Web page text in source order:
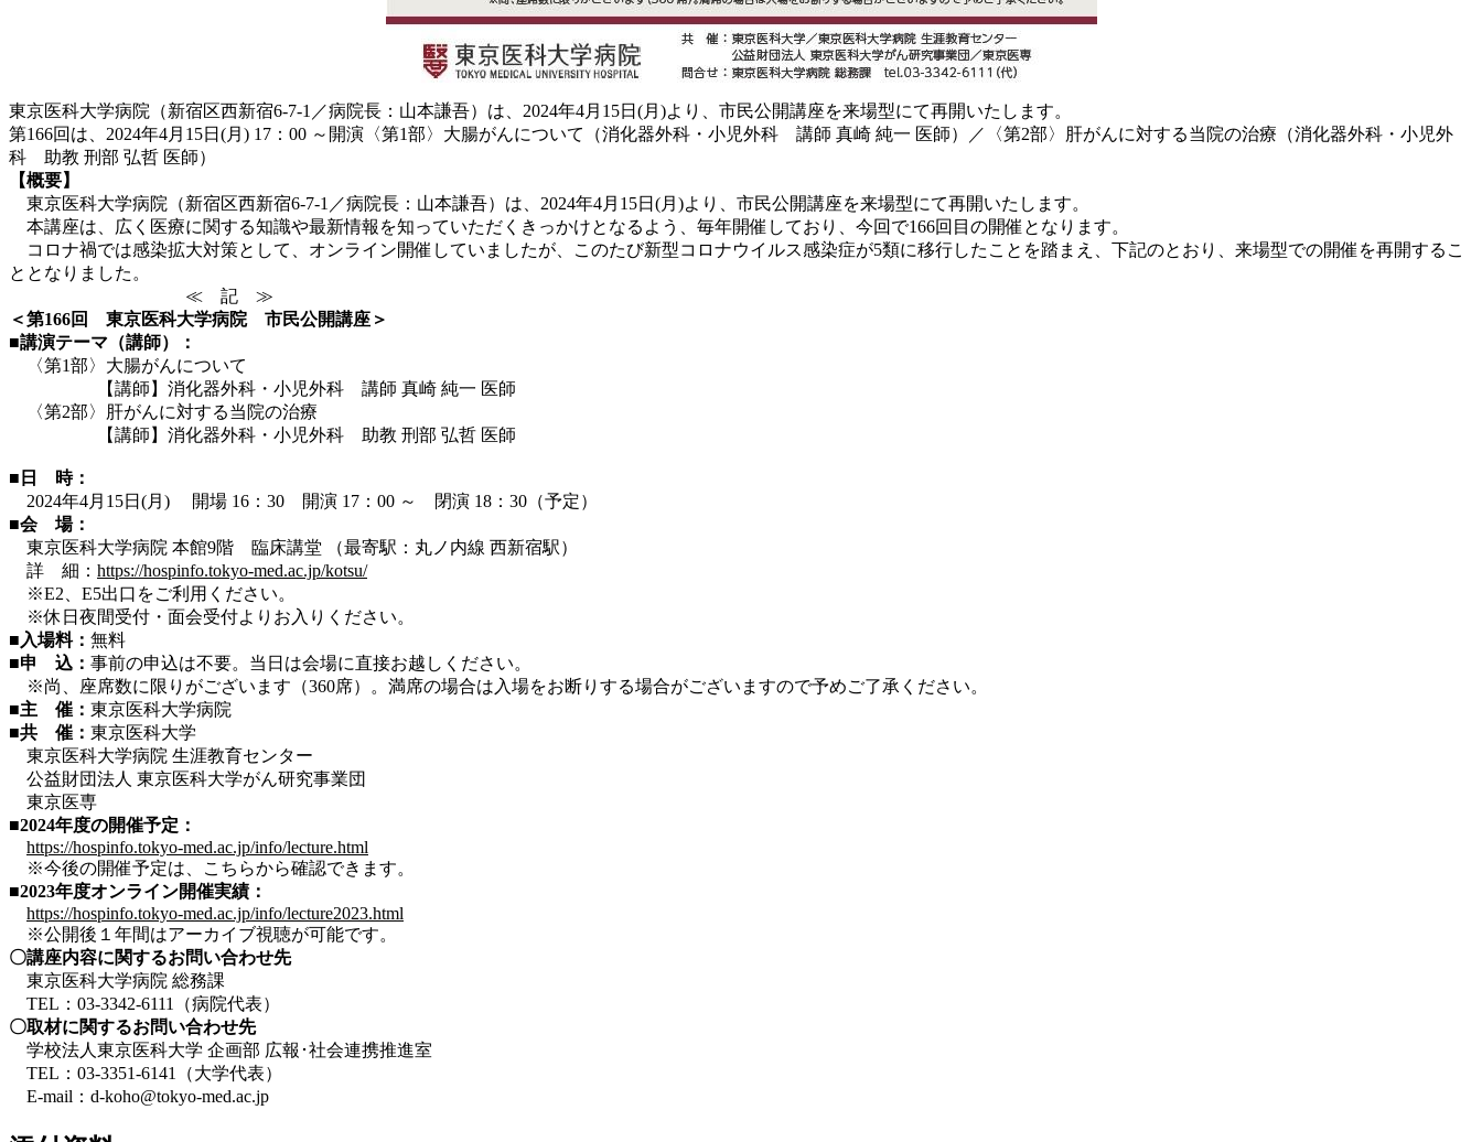
東京医科大学病院（新宿区西新宿6-7-1／病院長：山本謙吾）は、2024年4月15日(月)より、市民公開講座を来場型にて再開いたします。
第166回は、2024年4月15日(月) 17：00 ～開演〈第1部〉大腸がんについて（消化器外科・小児外科 講師 真崎 純一 医師）／〈第2部〉肝がんに対する当院の治療（消化器外科・小児外
科 助教 刑部 弘哲 医師）
【概要】
東京医科大学病院（新宿区西新宿6-7-1／病院長：山本謙吾）は、2024年4月15日(月)より、市民公開講座を来場型にて再開いたします。
本講座は、広く医療に関する知識や最新情報を知っていただくきっかけとなるよう、毎年開催しており、今回で166回目の開催となります。
コロナ禍では感染拡大対策として、オンライン開催していましたが、このたび新型コロナウイルス感染症が5類に移行したことを踏まえ、下記のとおり、来場型での開催を再開するこ
ととなりました。
≪ 記 ≫
＜第166回 東京医科大学病院 市民公開講座＞
■講演テーマ（講師）：
〈第1部〉大腸がんについて
【講師】消化器外科・小児外科 講師 真崎 純一 医師
〈第2部〉肝がんに対する当院の治療
【講師】消化器外科・小児外科 助教 刑部 弘哲 医師
■日 時：
2024年4月15日(月) 開場 16：30 開演 17：00 ～ 閉演 18：30（予定）
■会 場：
東京医科大学病院 本館9階 臨床講堂 （最寄駅：丸ノ内線 西新宿駅）
詳 細： https://hospinfo.tokyo-med.ac.jp/kotsu/
※E2、E5出口をご利用ください。
※休日夜間受付・面会受付よりお入りください。
■入場料： 無料
■申 込： 事前の申込は不要。当日は会場に直接お越しください。
※尚、座席数に限りがございます（360席）。満席の場合は入場をお断りする場合がございますので予めご了承ください。
■主 催： 東京医科大学病院
■共 催： 東京医科大学
東京医科大学病院 生涯教育センター
公益財団法人 東京医科大学がん研究事業団
東京医専
■2024年度の開催予定：
https://hospinfo.tokyo-med.ac.jp/info/lecture.html
※今後の開催予定は、こちらから確認できます。
■2023年度オンライン開催実績：
https://hospinfo.tokyo-med.ac.jp/info/lecture2023.html
※公開後１年間はアーカイブ視聴が可能です。
〇講座内容に関するお問い合わせ先
東京医科大学病院 総務課
TEL：03-3342-6111（病院代表）
〇取材に関するお問い合わせ先
学校法人東京医科大学 企画部 広報･社会連携推進室
TEL：03-3351-6141（大学代表）
E-mail：d-koho@tokyo-med.ac.jp